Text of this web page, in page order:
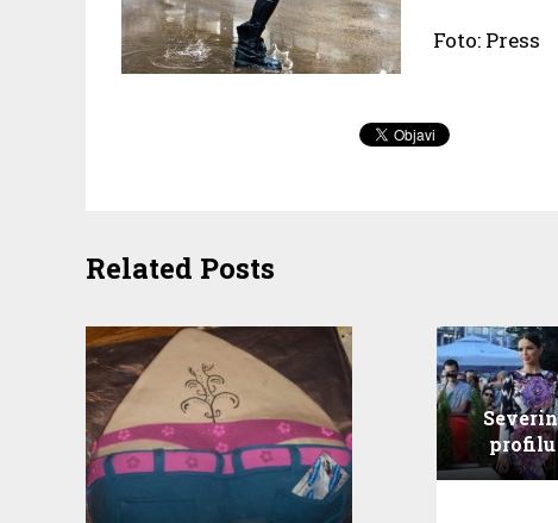
Foto: Press
Related Posts
profilu